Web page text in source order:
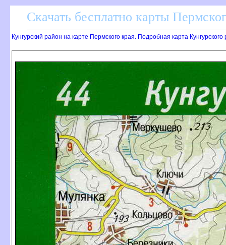
Скачать бесплатно карты
Кунгурский район на карте Пермского края. Подробная карта Кунгурского